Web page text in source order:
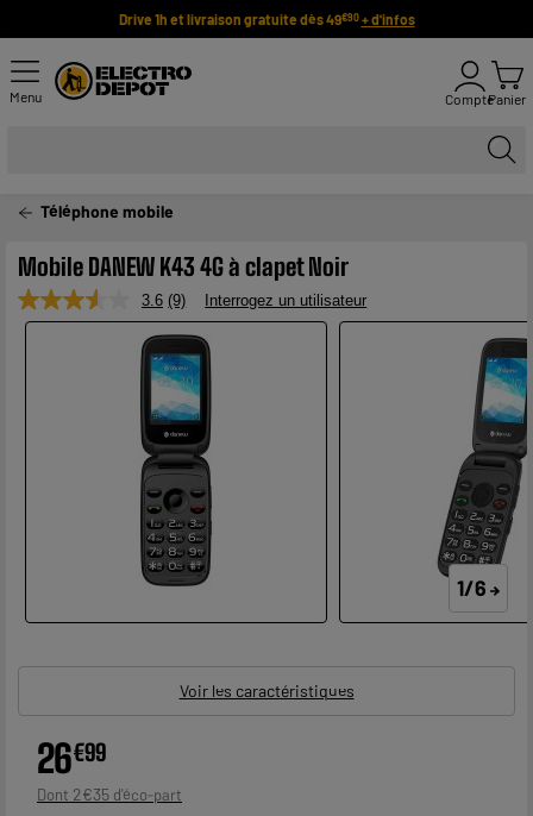
Drive 1h et livraison gratuite dès 49€90 + d'infos
Menu ComptePanier
Téléphone mobile
Mobile DANEW K43 4G à clapet Noir
3.6 Lire
9
avis.
Lien
sur
la
même
page.
(9) Interrogez un utilisateur
1/6
Voir les caractéristiques
26€99
Dont 2€35